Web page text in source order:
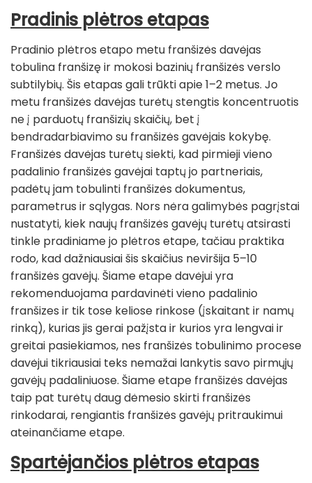
Pradinis plėtros etapas
Pradinio plėtros etapo metu franšizės davėjas
tobulina franšizę ir mokosi bazinių franšizės verslo
subtilybių. Šis etapas gali trūkti apie 1–2 metus. Jo
metu franšizės davėjas turėtų stengtis koncentruotis
ne į parduotų franšizių skaičių, bet į
bendradarbiavimo su franšizės gavėjais kokybę.
Franšizės davėjas turėtų siekti, kad pirmieji vieno
padalinio franšizės gavėjai taptų jo partneriais,
padėtų jam tobulinti franšizės dokumentus,
parametrus ir sąlygas. Nors nėra galimybės pagrįstai
nustatyti, kiek naujų franšizės gavėjų turėtų atsirasti
tinkle pradiniame jo plėtros etape, tačiau praktika
rodo, kad dažniausiai šis skaičius neviršija 5–10
franšizės gavėjų. Šiame etape davėjui yra
rekomenduojama pardavinėti vieno padalinio
franšizes ir tik tose keliose rinkose (įskaitant ir namų
rinką), kurias jis gerai pažįsta ir kurios yra lengvai ir
greitai pasiekiamos, nes franšizės tobulinimo procese
davėjui tikriausiai teks nemažai lankytis savo pirmųjų
gavėjų padaliniuose. Šiame etape franšizės davėjas
taip pat turėtų daug dėmesio skirti franšizės
rinkodarai, rengiantis franšizės gavėjų pritraukimui
ateinančiame etape.
Spartėjančios plėtros etapas